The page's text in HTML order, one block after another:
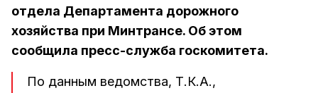
отдела Департамента дорожного
хозяйства при Минтрансе. Об этом
сообщила пресс-служба госкомитета.
По данным ведомства, Т.К.А.,